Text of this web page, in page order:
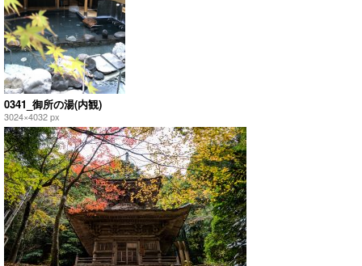
0341_御所の湯(内観)
3024×4032 px